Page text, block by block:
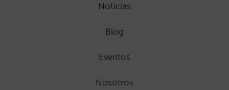
Noticias
Blog
Eventos
Nosotros